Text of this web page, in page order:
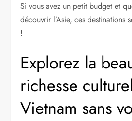
Si vous avez un petit budget et
découvrir l’Asie, ces destinations
!
Explorez la
richesse
Vietnam sans